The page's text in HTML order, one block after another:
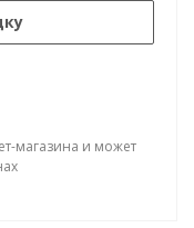
магазина и может